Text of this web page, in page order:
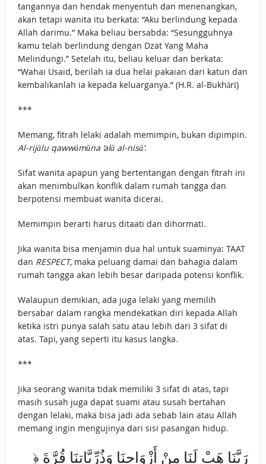
tangannya dan hendak menyentuh dan menenangkan,
akan tetapi wanita itu berkata: “Aku berlindung kepada
Allah darimu.” Maka beliau bersabda: “Sesungguhnya
kamu telah berlindung dengan Dzat Yang Maha
Melindungi.” Setelah itu, beliau keluar dan berkata:
“Wahai Usaid, berilah ia dua helai pakaian dari katun dan
kembalikanlah ia kepada keluarganya.” (H.R. al-Bukhārī)
***
Memang, fitrah lelaki adalah memimpin, bukan dipimpin.
Al-rijālu qawwāmūna ‘alā al-nisā’.
Sifat wanita apapun yang bertentangan dengan fitrah ini
akan menimbulkan konflik dalam rumah tangga dan
berpotensi membuat wanita dicerai.
Memimpin berarti harus ditaati dan dihormati.
Jika wanita bisa menjamin dua hal untuk suaminya: TAAT
dan RESPECT, maka peluang damai dan bahagia dalam
rumah tangga akan lebih besar daripada potensi konflik.
Walaupun demikian, ada juga lelaki yang memilih
bersabar dalam rangka mendekatkan diri kepada Allah
ketika istri punya salah satu atau lebih dari 3 sifat di
atas. Tapi, yang seperti itu kasus langka.
***
Jika seorang wanita tidak memiliki 3 sifat di atas, tapi
masih susah juga dapat suami atau susah bertahan
dengan lelaki, maka bisa jadi ada sebab lain atau Allah
memang ingin mengujinya dari sisi pasangan hidup.
﴿ رَبَّنَا ‌هَبْ ‌لَنَا مِنْ أَزْوَاجِنَا وَذُرِّيَّاتِنَا قُرَّةَ